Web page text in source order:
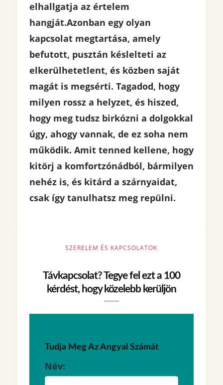
elhallgatja az értelem
hangját.Azonban egy olyan
kapcsolat megtartása, amely
befutott, pusztán késlelteti az
elkerülhetetlent, és közben saját
magát is megsérti. Tagadod, hogy
milyen rossz a helyzet, és hiszed,
hogy meg tudsz birkózni a dolgokkal
úgy, ahogy vannak, de ez soha nem
működik. Amit tenned kellene, hogy
kitörj a komfortzónádból, bármilyen
nehéz is, és kitárd a szárnyaidat,
csak így tanulhatsz meg repülni.
SZERELEM ÉS KAPCSOLATOK
Távkapcsolat? Tegye fel ezt a 100
kérdést, hogy közelebb kerüljön
Tudja Meg Az Angyal Számát
Név: